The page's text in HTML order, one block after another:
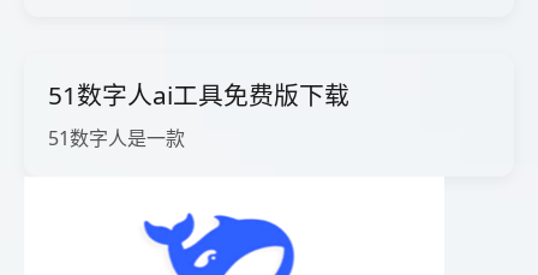
51数字人ai工具免费版下载
51数字人是一款